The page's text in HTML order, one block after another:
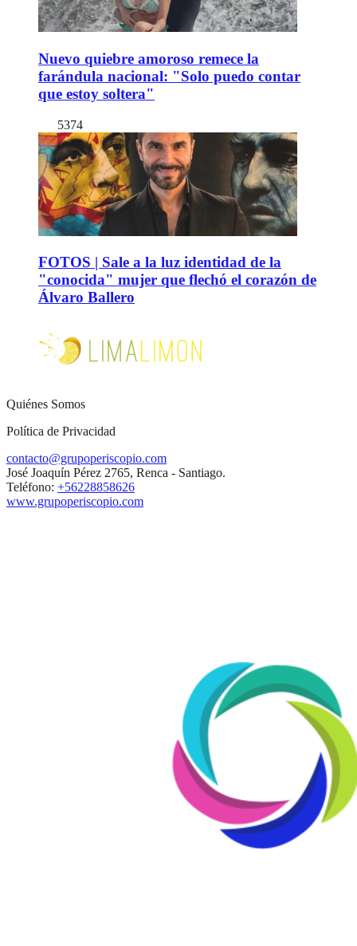
Nuevo quiebre amoroso remece la
farándula nacional: "Solo puedo contar
que estoy soltera"
5374
FOTOS | Sale a la luz identidad de la
"conocida" mujer que flechó el corazón de
Álvaro Ballero
Quiénes Somos
Política de Privacidad
contacto@grupoperiscopio.com
José Joaquín Pérez 2765, Renca - Santiago.
Teléfono: +56228858626
www.grupoperiscopio.com